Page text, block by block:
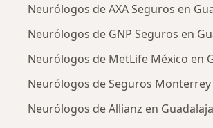
Neurólogos de AXA Seguros en
Neurólogos de GNP Seguros en
Neurólogos de MetLife México en
Neurólogos de Seguros
Neurólogos de Allianz en